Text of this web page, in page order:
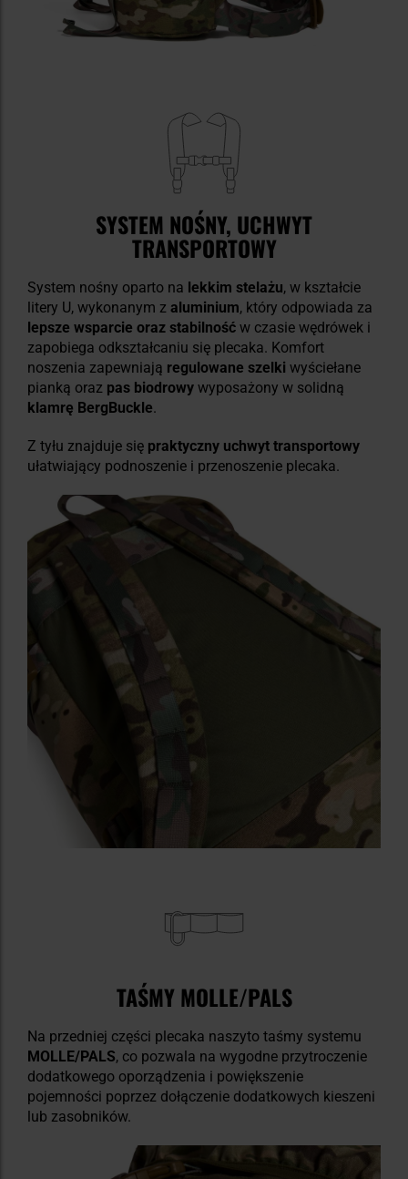
SYSTEM NOŚNY, UCHWYT
TRANSPORTOWY
System nośny oparto na lekkim stelażu, w kształcie
litery U, wykonanym z aluminium, który odpowiada za
lepsze wsparcie oraz stabilność w czasie wędrówek i
zapobiega odkształcaniu się plecaka. Komfort
noszenia zapewniają regulowane szelki wyściełane
pianką oraz pas biodrowy wyposażony w solidną
klamrę BergBuckle.
Z tyłu znajduje się praktyczny uchwyt transportowy
ułatwiający podnoszenie i przenoszenie plecaka.
TAŚMY MOLLE/PALS
Na przedniej części plecaka naszyto taśmy systemu
MOLLE/PALS, co pozwala na wygodne przytroczenie
dodatkowego oporządzenia i powiększenie
pojemności poprzez dołączenie dodatkowych kieszeni
lub zasobników.